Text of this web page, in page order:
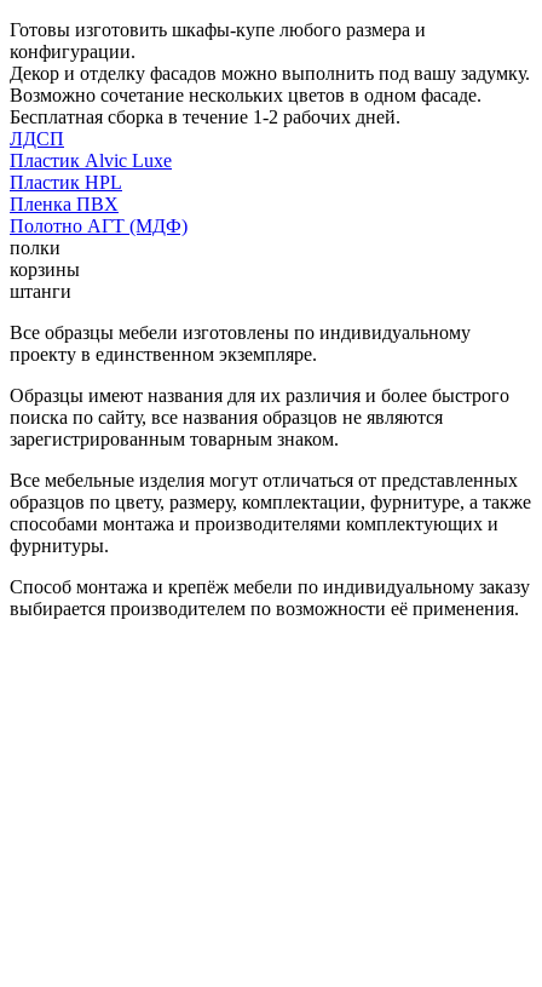
Готовы изготовить шкафы-купе любого размера и
конфигурации.
Декор и отделку фасадов можно выполнить под вашу задумку.
Возможно сочетание нескольких цветов в одном фасаде.
Бесплатная сборка в течение 1-2 рабочих дней.
ЛДСП
Пластик Alvic Luxe
Пластик HPL
Пленка ПВХ
Полотно АГТ (МДФ)
полки
корзины
штанги
Все образцы мебели изготовлены по индивидуальному
проекту в единственном экземпляре.
Образцы имеют названия для их различия и более быстрого
поиска по сайту, все названия образцов не являются
зарегистрированным товарным знаком.
Все мебельные изделия могут отличаться от представленных
образцов по цвету, размеру, комплектации, фурнитуре, а также
способами монтажа и производителями комплектующих и
фурнитуры.
Способ монтажа и крепёж мебели по индивидуальному заказу
выбирается производителем по возможности её применения.